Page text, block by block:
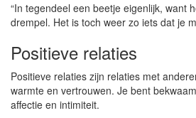
“In tegendeel een beetje eigenlijk, want
drempel. Het is toch weer zo iets dat je
Positieve relaties
Positieve relaties zijn relaties met
warmte en vertrouwen. Je bent
affectie en intimiteit.